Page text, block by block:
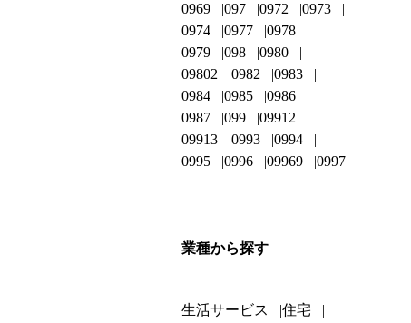
0969
097 0972
0973
0974
0977
0978
0979
098
0980
09802
0982
0983
0984
0985
0986
0987
099
09912
09913
0993
0994
0995
0996 09969 0997
業種から探す
生活サービス 住宅